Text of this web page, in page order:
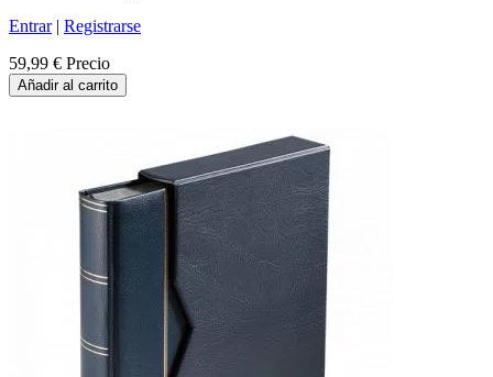
Entrar| Registrarse
59,99 € Precio
Añadir al carrito